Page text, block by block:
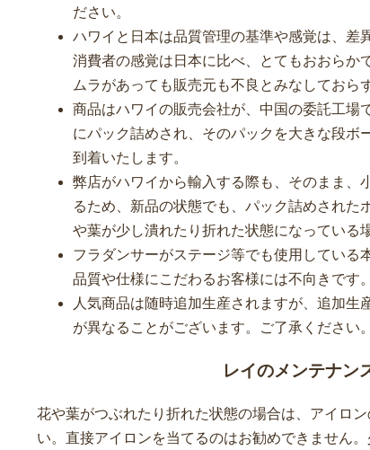
ださい。
ハワイと日本は品質管理の基準や感覚は、差
消費者の感覚は日本に比べ、とてもおおらか
ムラがあっても販売元も不良とみなしておら
商品はハワイの販売会社が、中国の委託工場
にパック詰めされ、そのパックを大きな段ボ
到着いたします。
弊店がハワイから輸入する際も、そのまま、
るため、新品の状態でも、パック詰めされた
や葉が少し潰れたり折れた状態になっている
フラダンサーがステージ等でも使用している
品質や仕様にこだわるお客様には不向きです
人気商品は随時追加生産されますが、追加生
が異なることがございます。ご了承ください。
レイのメンテナン
花や葉がつぶれたり折れた状態の場合は、アイロ
い。直接アイロンを当てるのはお勧めできません